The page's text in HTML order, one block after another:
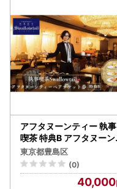
アフタヌーンティー 執事
喫茶 特典B アフタヌーン
ティー
東京都豊島区
(0)
40,000